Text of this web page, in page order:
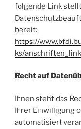
folgende Link
bereit:
https://
ks/
Recht auf
Ihnen steht das
Ihrer Einwilligung
automatisiert